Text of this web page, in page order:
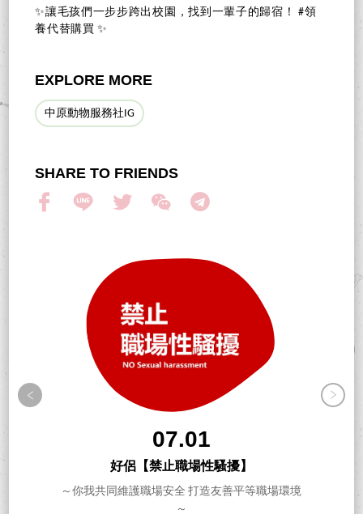
✨讓毛孩們一步步跨出校園，找到一輩子的歸宿！ #領
養代替購買 ✨
EXPLORE MORE
中原動物服務社IG
SHARE TO FRIENDS
07.01
好侶【禁止職場性騷擾】
～你我共同維護職場安全 打造友善平等職場環境
～